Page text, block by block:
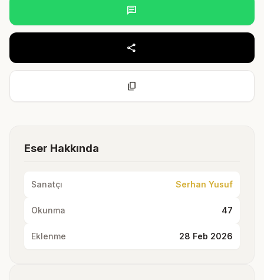
chat
share
content_copy
Eser Hakkında
Sanatçı Serhan Yusuf
Okunma 47
Eklenme 28 Feb 2026